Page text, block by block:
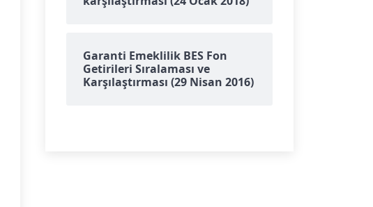
Garanti Emeklilik BES Fon
Getirileri Sıralaması ve
Karşılaştırması (29 Nisan 2016)